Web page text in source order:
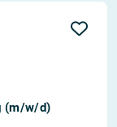
(m/w/d)